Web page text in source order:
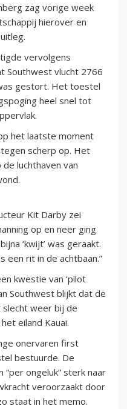
zag vorige week
hierover en
vervolgens
Southwest vlucht 2766
gestort. Het toestel
heel snel tot
het laatste moment
scherp op. Het
luchthaven van
Kit Darby zei
op en neer ging
‘kwijt’ was geraakt.
een rit in de achtbaan.”
kwestie van ‘pilot
Southwest blijkt dat de
slecht weer bij de
eiland Kauai.
onervaren first
bestuurde. De
ongeluk” sterk naar
veroorzaakt door
staat in het memo.